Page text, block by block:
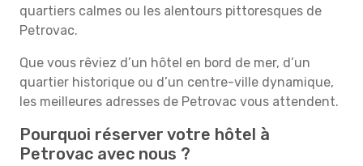
quartiers calmes ou les alentours pittoresques de
Petrovac.
Que vous rêviez d’un hôtel en bord de mer, d’un
quartier historique ou d’un centre-ville dynamique,
les meilleures adresses de Petrovac vous attendent.
Pourquoi réserver votre hôtel à
Petrovac avec nous ?